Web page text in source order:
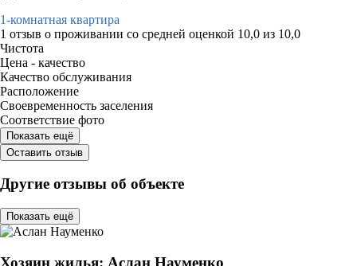
1-комнатная квартира
1 отзыв о проживании со средней оценкой 10,0 из 10,0
Чистота
Цена - качество
Качество обслуживания
Расположение
Своевременность заселения
Соответствие фото
Показать ещё
Оставить отзыв
Другие отзывы об объекте
Показать ещё
Хозяин жилья: Аслан Науменко